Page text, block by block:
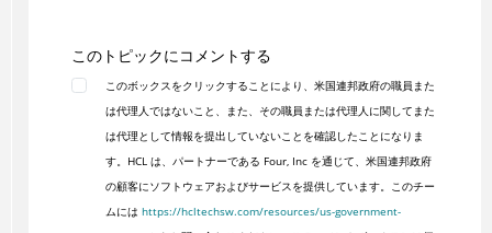
このトピックにコメントする
このボックスをクリックすることにより、米国連邦政府の職員また
は代理人ではないこと、また、その職員または代理人に関してまた
は代理として情報を提出していないことを確認したことになりま
す。HCL は、パートナーである Four, Inc を通じて、米国連邦政府
の顧客にソフトウェアおよびサービスを提供しています。このチー
ムには https://hcltechsw.com/resources/us-government-